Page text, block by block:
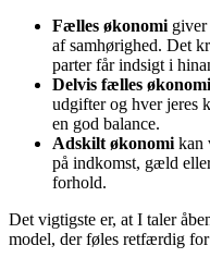
Fælles økonomigiver
af samhørighed. Det
parter får indsigt i
Delvis fælles økonomi
udgifter og hver jeres
en god balance.
Adskilt økonomikan
på indkomst, gæld
forhold.
Det vigtigste er, at I taler
model, der føles retfærdig for